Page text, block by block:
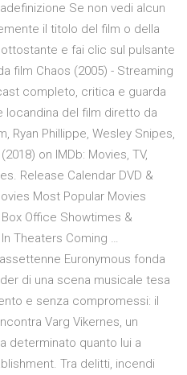
Se non vedi alcun
il titolo del film o della
e fai clic sul pulsante
film Chaos (2005) - Streaming
completo, critica e guarda
locandina del film diretto da
Ryan Phillippe, Wesley Snipes,
on IMDb: Movies, TV,
Release Calendar DVD &
Most Popular Movies
Office Showtimes &
Theaters Coming …
Euronymous fonda
di una scena musicale tesa
e senza compromessi: il
Varg Vikernes, un
determinato quanto lui a
Tra delitti, incendi